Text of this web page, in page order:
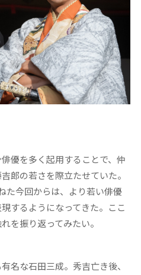
優を多く起用することで、仲
郎の若さを際立たせていた。
た今回からは、より若い俳優
するようになってきた。ここ
を振り返ってみたい。
名な石田三成。秀吉亡き後、